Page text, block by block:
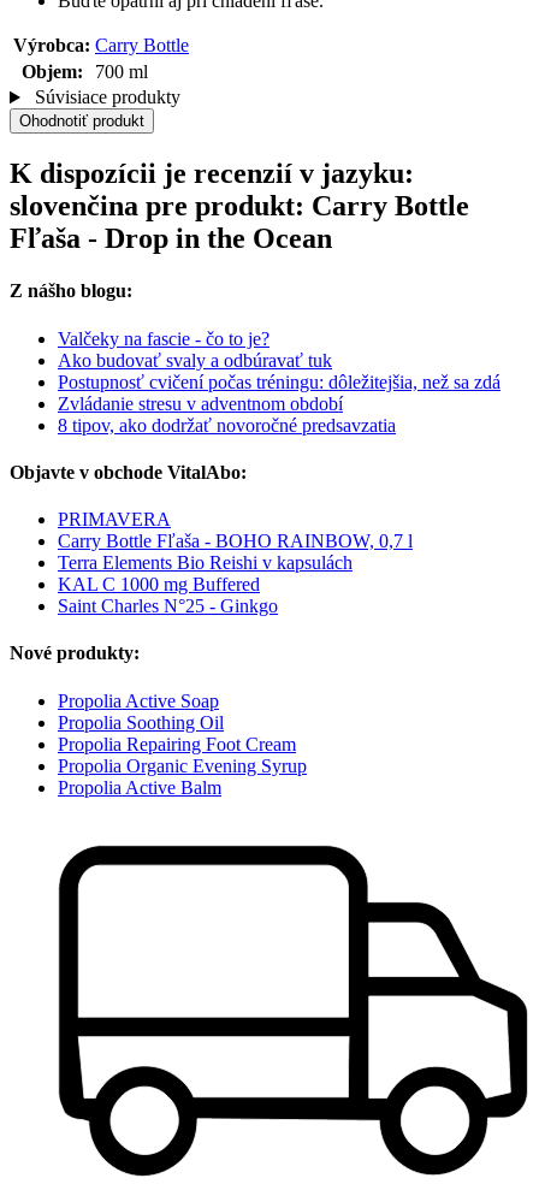
Výrobca: Carry Bottle
Objem:
700 ml
Súvisiace produkty
Ohodnotiť produkt
K dispozícii je recenzií v jazyku:
slovenčina pre produkt: Carry Bottle
Fľaša - Drop in the Ocean
Z nášho blogu:
Valčeky na fascie - čo to je?
Ako budovať svaly a odbúravať tuk
Postupnosť cvičení počas tréningu: dôležitejšia, než sa zdá
Zvládanie stresu v adventnom období
8 tipov, ako dodržať novoročné predsavzatia
Objavte v obchode VitalAbo:
PRIMAVERA
Carry Bottle Fľaša - BOHO RAINBOW, 0,7 l
Terra Elements Bio Reishi v kapsulách
KAL C 1000 mg Buffered
Saint Charles N°25 - Ginkgo
Nové produkty:
Propolia Active Soap
Propolia Soothing Oil
Propolia Repairing Foot Cream
Propolia Organic Evening Syrup
Propolia Active Balm